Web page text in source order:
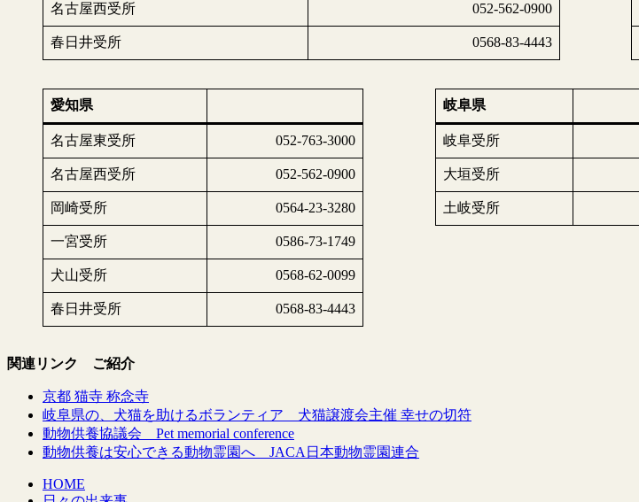
名古屋西受所 052-562-0900
春日井受所 0568-83-4443
愛知県
名古屋東受所 052-763-3000
名古屋西受所 052-562-0900
岡崎受所 0564-23-3280
一宮受所 0586-73-1749
犬山受所 0568-62-0099
春日井受所 0568-83-4443
岐阜県
岐阜受所
大垣受所
土岐受所
関連リンク ご紹介
京都 猫寺 称念寺
岐阜県の、犬猫を助けるボランティア 犬猫譲渡会主催 幸せの切符
動物供養協議会 Pet memorial conference
動物供養は安心できる動物霊園へ JACA日本動物霊園連合
HOME